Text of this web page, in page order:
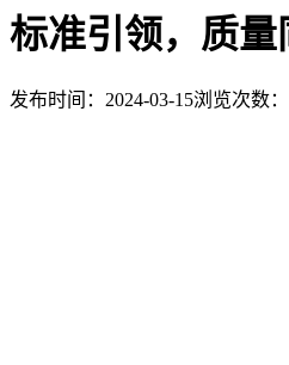
标准引领，质量
发布时间：2024-03-15浏览次数：